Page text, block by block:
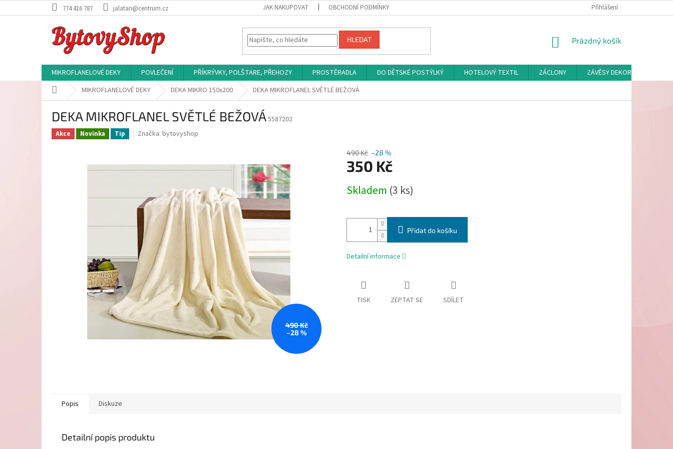
na
774 416 787 jalatan@centrum.cz JAK NAKUPOVAT OBCHODNÍ PODMÍNKY Přihlášení
HLEDAT
NÁKUPNÍ
Prázdný košík
MIKROFLANELOVÉ DEKY POVLEČENÍ PŘÍKRÝVKY, POLŠTARE, PŘEHOZY PROSTĚRADLA DO DĚTSKÉ POSTÝLKÝ HOTELOVÝ TEXTIL ZÁCLONY
ZÁVĚSY DEKORAČNÍ A
Domů MIKROFLANELOVÉ DEKY DEKA MIKRO 150x200 DEKA MIKROFLANEL SVĚTLÉ BEŽOVÁ
DEKA MIKROFLANEL SVĚTLÉ BEŽOVÁ5587202
Akce Novinka Tip Značka: bytovyshop
490 Kč
–28 %
490 Kč –28 %
350 Kč
cena:
Skladem (3 ks)
Přidat do košíku
Detailní informace
TISK ZEPTAT SE SDÍLET
Popis Diskuze
Detailní popis produktu